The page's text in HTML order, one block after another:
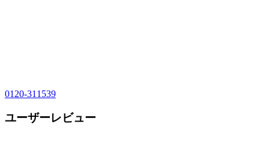
0120-311539
ユーザーレビュー